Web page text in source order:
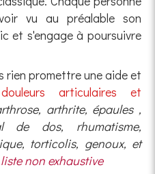
vu au préalable son
et s'engage à poursuivre
rien promettre une aide et
articulaires et
arthrite, épaules ,
de dos, rhumatisme,
torticolis, genoux, et
non exhaustive